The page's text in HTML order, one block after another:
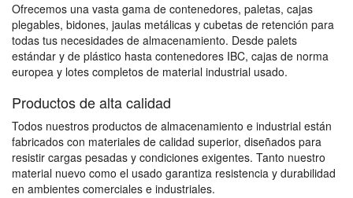
Ofrecemos una vasta gama de contenedores, paletas, cajas
plegables, bidones, jaulas metálicas y cubetas de retención para
todas tus necesidades de almacenamiento. Desde palets
estándar y de plástico hasta contenedores IBC, cajas de norma
europea y lotes completos de material industrial usado.
Productos de alta calidad
Todos nuestros productos de almacenamiento e industrial están
fabricados con materiales de calidad superior, diseñados para
resistir cargas pesadas y condiciones exigentes. Tanto nuestro
material nuevo como el usado garantiza resistencia y durabilidad
en ambientes comerciales e industriales.